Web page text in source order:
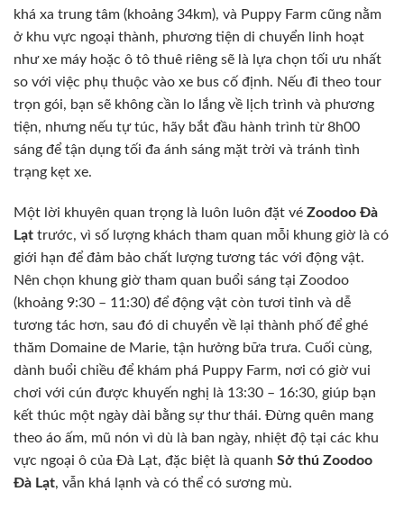
khá xa trung tâm (khoảng 34km), và Puppy Farm cũng nằm
ở khu vực ngoại thành, phương tiện di chuyển linh hoạt
như xe máy hoặc ô tô thuê riêng sẽ là lựa chọn tối ưu nhất
so với việc phụ thuộc vào xe bus cố định. Nếu đi theo tour
trọn gói, bạn sẽ không cần lo lắng về lịch trình và phương
tiện, nhưng nếu tự túc, hãy bắt đầu hành trình từ 8h00
sáng để tận dụng tối đa ánh sáng mặt trời và tránh tình
trạng kẹt xe.
Một lời khuyên quan trọng là luôn luôn đặt vé Zoodoo Đà
Lạt trước, vì số lượng khách tham quan mỗi khung giờ là có
giới hạn để đảm bảo chất lượng tương tác với động vật.
Nên chọn khung giờ tham quan buổi sáng tại Zoodoo
(khoảng 9:30 – 11:30) để động vật còn tươi tỉnh và dễ
tương tác hơn, sau đó di chuyển về lại thành phố để ghé
thăm Domaine de Marie, tận hưởng bữa trưa. Cuối cùng,
dành buổi chiều để khám phá Puppy Farm, nơi có giờ vui
chơi với cún được khuyến nghị là 13:30 – 16:30, giúp bạn
kết thúc một ngày dài bằng sự thư thái. Đừng quên mang
theo áo ấm, mũ nón vì dù là ban ngày, nhiệt độ tại các khu
vực ngoại ô của Đà Lạt, đặc biệt là quanh Sở thú Zoodoo
Đà Lạt, vẫn khá lạnh và có thể có sương mù.